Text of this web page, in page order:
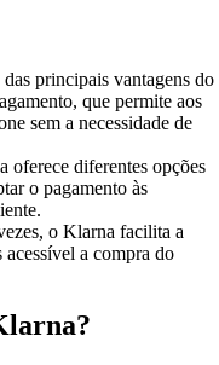
principais vantagens do
que permite aos
sem a necessidade de
oferece diferentes opções
o pagamento às
o Klarna facilita a
a compra do